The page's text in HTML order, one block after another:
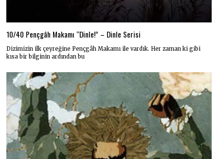
10/40 Pençgâh Makamı “Dinle!” – Dinle Serisi
Dizimizin ilk çeyreğine Pençgâh Makamı ile vardık. Her zaman ki gibi
kısa bir bilginin ardından bu